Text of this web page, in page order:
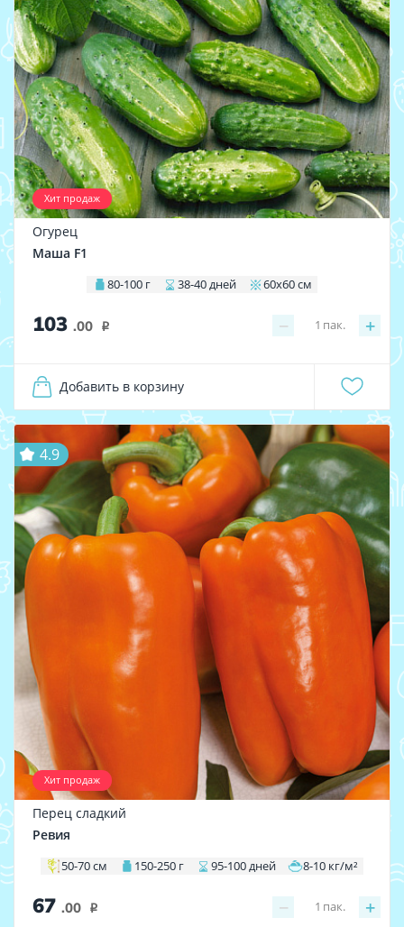
Хит продаж
Огурец
Маша F1
80-100 г 38-40 дней 60х60 см
103 .00 i − +
1 пак.
Добавить в корзину
Хит продаж
4.9
Перец сладкий
Ревия
50-70 см 150-250 г 95-100 дней 8-10 кг/м²
67 .00 i − +
1 пак.